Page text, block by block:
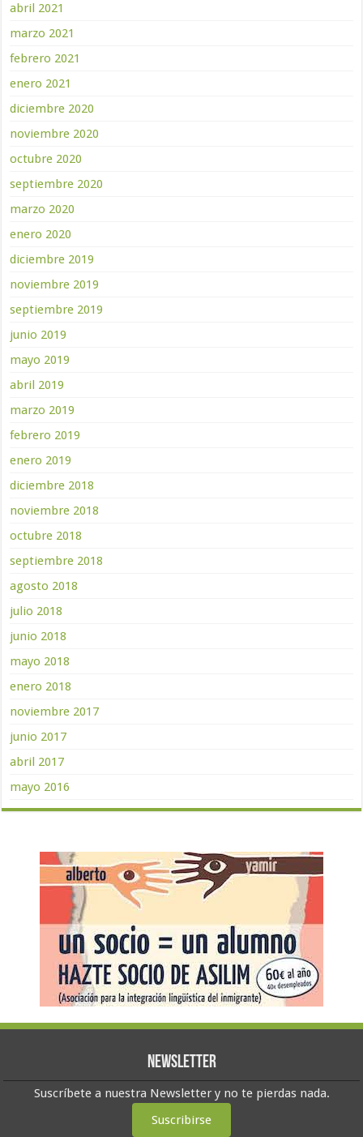
abril 2021
marzo 2021
febrero 2021
enero 2021
diciembre 2020
noviembre 2020
octubre 2020
septiembre 2020
marzo 2020
enero 2020
diciembre 2019
noviembre 2019
septiembre 2019
junio 2019
mayo 2019
abril 2019
marzo 2019
febrero 2019
enero 2019
diciembre 2018
noviembre 2018
octubre 2018
septiembre 2018
agosto 2018
julio 2018
junio 2018
mayo 2018
enero 2018
noviembre 2017
junio 2017
abril 2017
mayo 2016
Newsletter
Suscríbete a nuestra Newsletter y no te pierdas nada.
Suscribirse